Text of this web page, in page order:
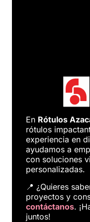
En Rótulos
rótulos
experiencia en
ayudamos a
con soluciones
personalizadas.
📍 ¿Quieres
proyectos y
contáctanos.
juntos!